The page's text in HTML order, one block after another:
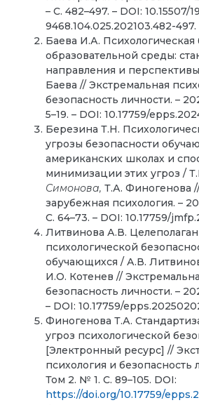
– С. 482–497. – DOI: 10.15507/
9468.104.025.202103.482-497.
Баева И.А. Психологическая
образовательной среды:
направления и
Баева // Экстремальная
безопасность личности. –
5–19. – DOI: 10.17759/
Березина Т.Н.
угрозы безопасности
американских школах и
минимизации этих угроз /
Симонова, Т.А. Финогенова
зарубежная психология. –
С. 64–73. – DOI: 10.17759/
Литвинова А.В.
психологической
обучающихся / А.В.
И.О. Котенев //
безопасность личности. –
– DOI: 10.17759/
Финогенова Т.А.
угроз психологической
[Электронный ресурс] //
психология и безопасность
Том 2. № 1. С. 89–105. DOI:
https://doi.org/10.17759/